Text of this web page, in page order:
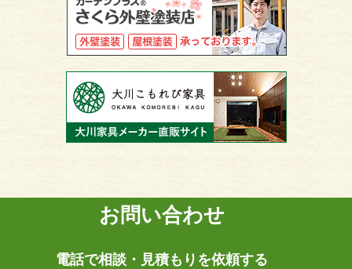
お問い合わせ
電話で相談・見積もりを依頼する